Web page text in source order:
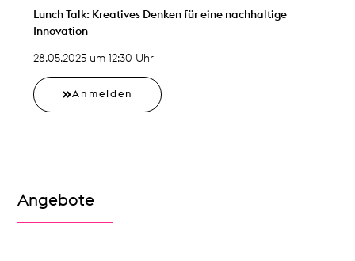
Lunch Talk: Kreatives Denken für eine nachhaltige
Innovation
28.05.2025 um 12:30 Uhr
Anmelden
Angebote